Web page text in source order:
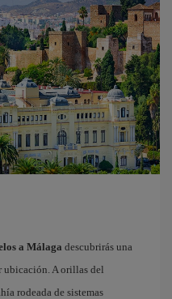
a Málaga descubrirás una
ubicación. A orillas del
rodeada de sistemas